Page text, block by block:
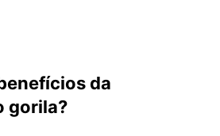
da
gorila?